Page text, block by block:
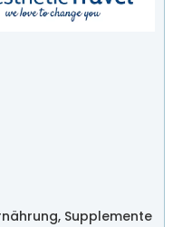
Supplemente